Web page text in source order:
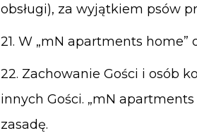
obsługi), za wyjątkiem psów
21. W „mN apartments
22. Zachowanie Gości i osób
innych Gości. „mN
zasadę.